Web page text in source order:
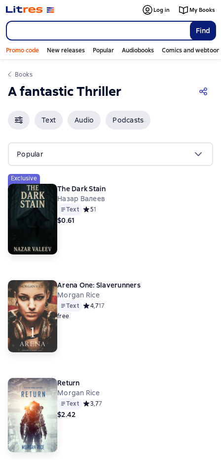
Find
Log in My Books
Promo code New releases Popular Audiobooks Comics and
Books
A fantastic Thriller
Text Audio Podcasts
Popular
Exclusive
The Dark Stain
Назар Валеев
Text Средний рейтинг 5 на основе 1 оценок
51
$0.61
Arena One: Slaverunners
Morgan Rice
Text Средний рейтинг 4,7 на основе 17 оценок
4,717
free
Return
Morgan Rice
Text Средний рейтинг 3,7 на основе 7 оценок
3,77
$2.42